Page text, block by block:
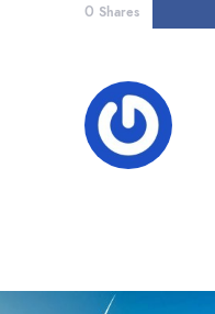
0 Shares